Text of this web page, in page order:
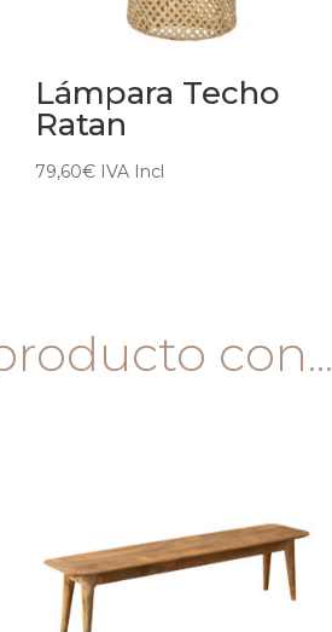
Lámpara Techo
Ratan
79,60€ IVA Incl
con...